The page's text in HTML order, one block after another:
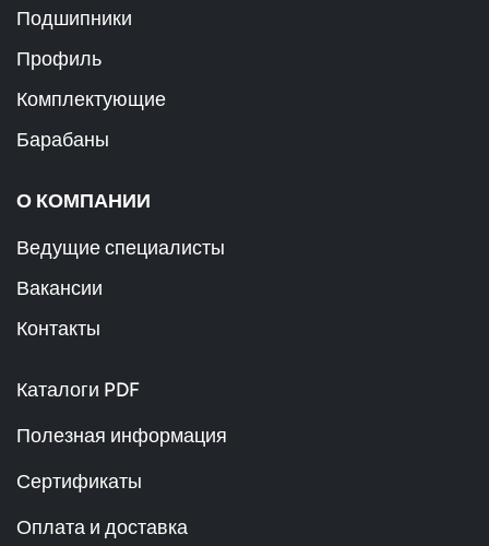
Подшипники
Профиль
Комплектующие
Барабаны
О КОМПАНИИ
Ведущие специалисты
Вакансии
Контакты
Каталоги PDF
Полезная информация
Сертификаты
Оплата и доставка